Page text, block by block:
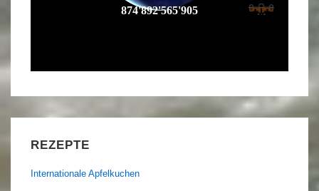
REZEPTE
Internationale Apfelkuchen